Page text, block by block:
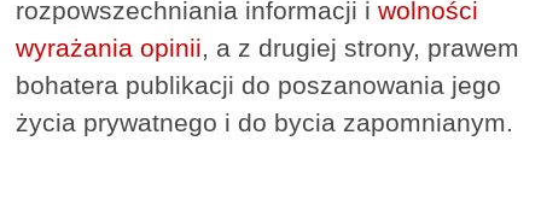
rozpowszechniania informacji iwolności
wyrażania opinii, a z drugiej strony, prawem
bohatera publikacji do poszanowania jego
życia prywatnego i do bycia zapomnianym.